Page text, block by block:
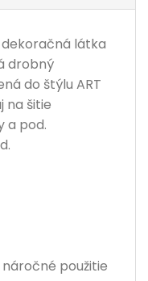
dekoračná látka
drobný
do štýlu ART
na šitie
a pod.
použitie